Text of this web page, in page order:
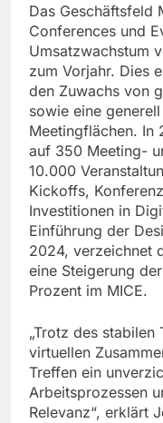
Das Geschäftsfeld
Conferences und
Umsatzwachstum
zum Vorjahr. Dies
den Zuwachs von
sowie eine
Meetingflächen. In
auf 350 Meeting-
10.000
Kickoffs,
Investitionen in
Einführung der
2024, verzeichnet
eine Steigerung
Prozent im MICE.
„Trotz des stabilen
virtuellen
Treffen ein
Arbeitsprozessen
Relevanz“, erklärt